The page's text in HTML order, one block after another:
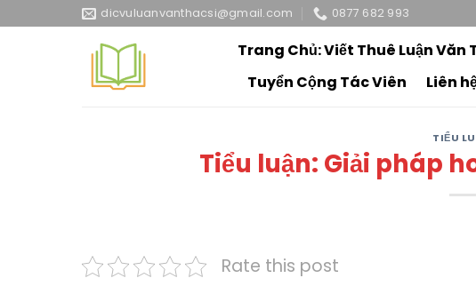
to
dicvuluanvanthacsi@gmail.com 0877 682 993
Trang Chủ: Viết Thuê Luận Văn
Tuyển Cộng Tác Viên
Liên
TIỂU
Tiểu luận: Giải pháp
Rate this post